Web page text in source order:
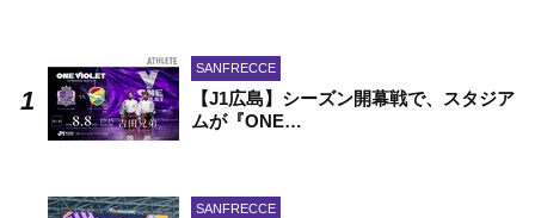
SANFRECCE
【J1広島】シーズン開幕戦で、スタジア
ムが『ONE…
SANFRECCE